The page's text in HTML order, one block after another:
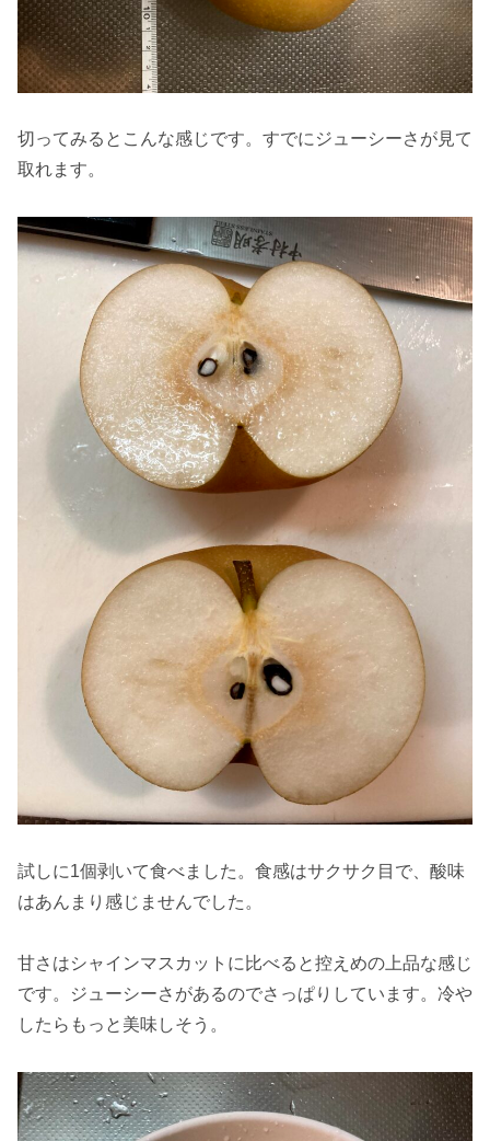
切ってみるとこんな感じです。すでにジューシーさが見て
取れます。
試しに1個剥いて食べました。食感はサクサク目で、酸味
はあんまり感じませんでした。
甘さはシャインマスカットに比べると控えめの上品な感じ
です。ジューシーさがあるのでさっぱりしています。冷や
したらもっと美味しそう。